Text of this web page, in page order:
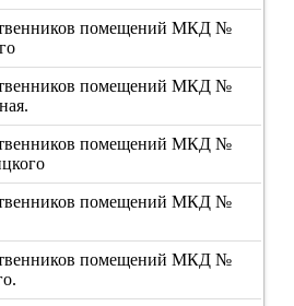
помещений МКД №
помещений МКД №
помещений МКД №
помещений МКД №
помещений МКД №